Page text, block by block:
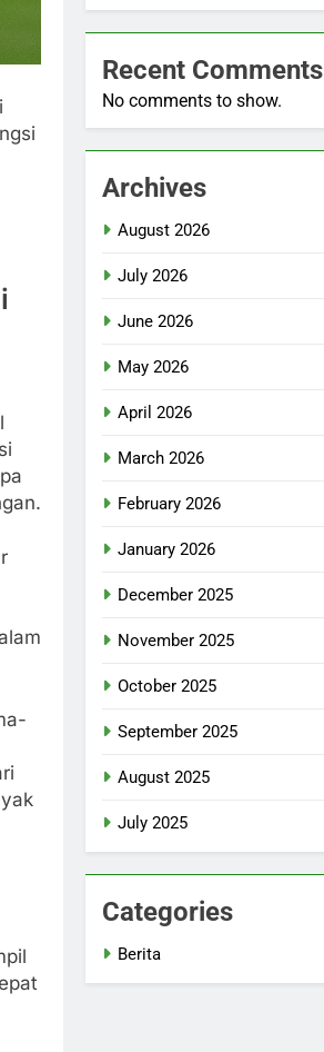
Recent Comments
No comments to show.
Archives
August 2026
July 2026
June 2026
May 2026
April 2026
March 2026
February 2026
January 2026
December 2025
November 2025
October 2025
September 2025
August 2025
July 2025
Categories
Berita